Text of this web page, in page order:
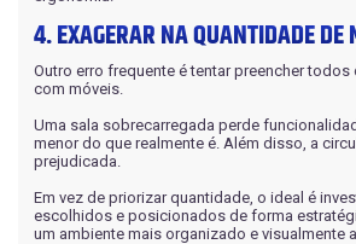
4. EXAGERAR NA QUANTIDADE DE
Outro erro frequente é tentar preencher
com móveis.
Uma sala sobrecarregada perde
menor do que realmente é. Além disso, a
prejudicada.
Em vez de priorizar quantidade, o ideal é
escolhidos e posicionados de forma
um ambiente mais organizado e visualmente